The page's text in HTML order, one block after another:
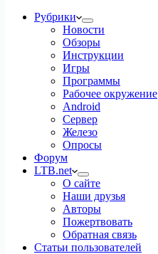
Рубрики
Новости
Обзоры
Инструкции
Игры
Программы
Рабочее окружение
Android
Сервер
Железо
Опросы
Форум
LTB.net
О сайте
Наши друзья
Авторы
Пожертвовать
Обратная связь
Статьи пользователей